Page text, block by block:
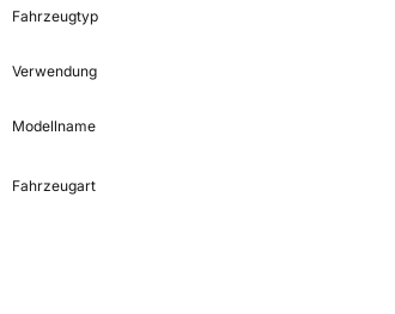
Fahrzeugtyp
Verwendung
Modellname
Fahrzeugart